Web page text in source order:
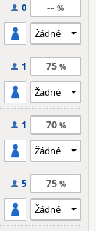
0 --
1 75
1 70
5 75